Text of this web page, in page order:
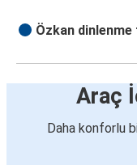
Özkan
Araç
Daha konforlu